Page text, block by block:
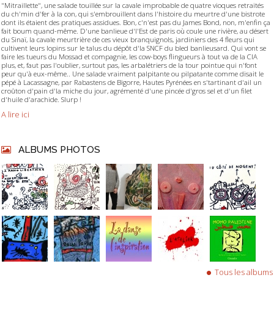
"Mitraillette", une salade touillée sur la cavale improbable de quatre vioques retraités
du ch'min d'fer à la con, qui s'embrouillent dans l'histoire du meurtre d'une bistrote
dont ils étaient des pratiques assidues. Bon, c'n'est pas du James Bond, non, m'enfin ça
fait boum quand-même. D'une banlieue d'l'Est de paris où coule une rivière, au désert
du Sinaï, la cavale meurtrière de ces vieux branquignols, jardiniers des 4 fleurs qui
cultivent leurs lopins sur le talus du dépôt d'la SNCF du bled banlieusard. Qui vont se
faire les tueurs du Mossad et compagnie, les cow-boys flingueurs à tout va de la CIA
plus, et, faut pas l'oublier, surtout pas, les arbalétriers de la tour pointue qui n'font
peur qu'à eux-même.. Une salade vraiment palpitante ou pilpatante comme disait le
pépé à Lacassagne, par Rabastens de Bigorre, Hautes Pyrénées en s'tartinant d'ail un
croûton d'pain d'la miche du jour, agrémenté d'une pincée d'gros sel et d'un filet
d'huile d'arachide. Slurp !
A lire ici
ALBUMS PHOTOS
Tous les albums